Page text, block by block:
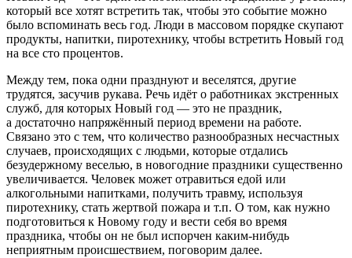
который все хотят встретить так, чтобы это событие можно
было вспоминать весь год. Люди в массовом порядке скупают
продукты, напитки, пиротехнику, чтобы встретить Новый год
на все сто процентов.
Между тем, пока одни празднуют и веселятся, другие
трудятся, засучив рукава. Речь идёт о работниках экстренных
служб, для которых Новый год — это не праздник,
а достаточно напряжённый период времени на работе.
Связано это с тем, что количество разнообразных несчастных
случаев, происходящих с людьми, которые отдались
безудержному веселью, в новогодние праздники существенно
увеличивается. Человек может отравиться едой или
алкогольными напитками, получить травму, используя
пиротехнику, стать жертвой пожара и т.п. О том, как нужно
подготовиться к Новому году и вести себя во время
праздника, чтобы он не был испорчен каким-нибудь
неприятным происшествием, поговорим далее.